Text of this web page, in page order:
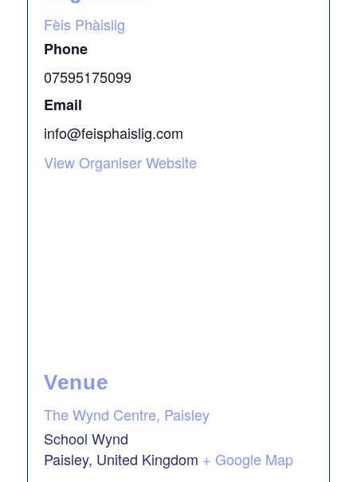
Fèis Phàislig
Phone
07595175099
Email
info@feisphaislig.com
View Organiser Website
Venue
The Wynd Centre, Paisley
School Wynd
Paisley, United Kingdom + Google Map